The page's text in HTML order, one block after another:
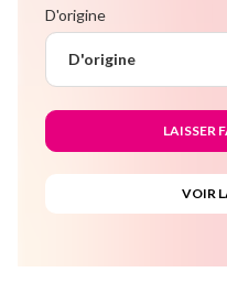
D'origine
D'origine